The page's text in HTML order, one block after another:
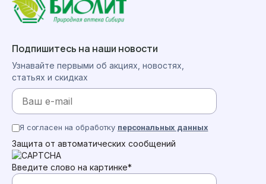
Подпишитесь на наши новости
Узнавайте первыми об акциях, новостях,
статьях и скидках
Я согласен на обработку персональных данных
Защита от автоматических сообщений
Введите слово на картинке*